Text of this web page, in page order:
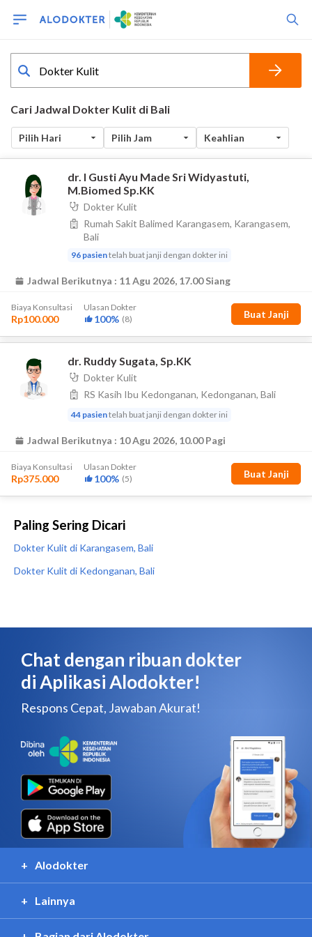
Paling Sering Dicari
Dokter Kulit di Karangasem, Bali
Dokter Kulit di Kedonganan, Bali